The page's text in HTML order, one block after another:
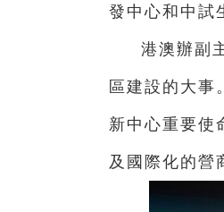
發中心和中試
港澳辦副
區建設的大事
新中心重要使
及國際化的營